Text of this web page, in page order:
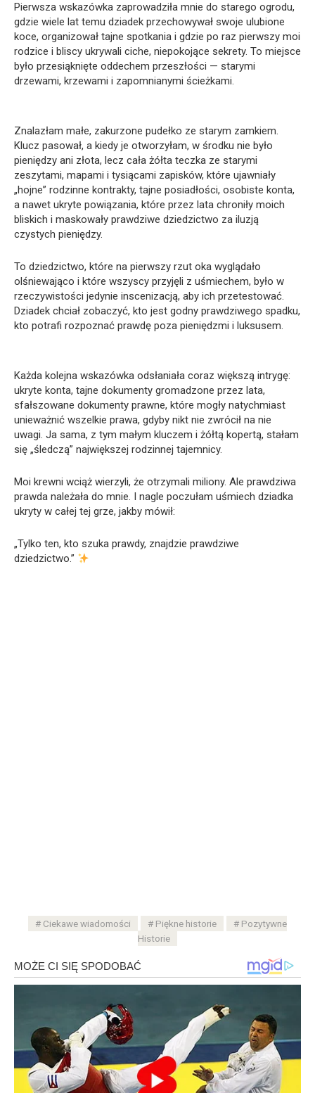
Pierwsza wskazówka zaprowadziła mnie do starego ogrodu,
gdzie wiele lat temu dziadek przechowywał swoje ulubione
koce, organizował tajne spotkania i gdzie po raz pierwszy moi
rodzice i bliscy ukrywali ciche, niepokojące sekrety. To miejsce
było przesiąknięte oddechem przeszłości — starymi
drzewami, krzewami i zapomnianymi ścieżkami.
Znalazłam małe, zakurzone pudełko ze starym zamkiem.
Klucz pasował, a kiedy je otworzyłam, w środku nie było
pieniędzy ani złota, lecz cała żółta teczka ze starymi
zeszytami, mapami i tysiącami zapisków, które ujawniały
„hojne” rodzinne kontrakty, tajne posiadłości, osobiste konta,
a nawet ukryte powiązania, które przez lata chroniły moich
bliskich i maskowały prawdziwe dziedzictwo za iluzją
czystych pieniędzy.
To dziedzictwo, które na pierwszy rzut oka wyglądało
olśniewająco i które wszyscy przyjęli z uśmiechem, było w
rzeczywistości jedynie inscenizacją, aby ich przetestować.
Dziadek chciał zobaczyć, kto jest godny prawdziwego spadku,
kto potrafi rozpoznać prawdę poza pieniędzmi i luksusem.
Każda kolejna wskazówka odsłaniała coraz większą intrygę:
ukryte konta, tajne dokumenty gromadzone przez lata,
sfałszowane dokumenty prawne, które mogły natychmiast
unieważnić wszelkie prawa, gdyby nikt nie zwrócił na nie
uwagi. Ja sama, z tym małym kluczem i żółtą kopertą, stałam
się „śledczą” największej rodzinnej tajemnicy.
Moi krewni wciąż wierzyli, że otrzymali miliony. Ale prawdziwa
prawda należała do mnie. I nagle poczułam uśmiech dziadka
ukryty w całej tej grze, jakby mówił:
„Tylko ten, kto szuka prawdy, znajdzie prawdziwe
dziedzictwo.”
Ciekawe wiadomości Piękne historie
Pozytywne
Historie